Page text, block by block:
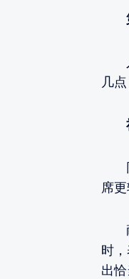
人
几点
同
席
耐
时
出